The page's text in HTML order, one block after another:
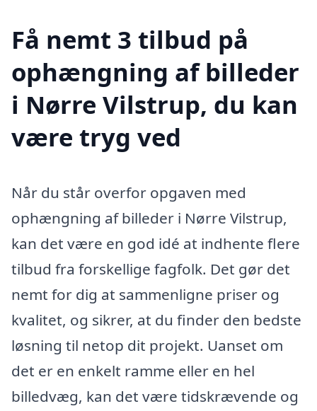
Få nemt 3 tilbud på
ophængning af billeder
i Nørre Vilstrup, du kan
være tryg ved
Når du står overfor opgaven med
ophængning af billeder i Nørre Vilstrup,
kan det være en god idé at indhente flere
tilbud fra forskellige fagfolk. Det gør det
nemt for dig at sammenligne priser og
kvalitet, og sikrer, at du finder den bedste
løsning til netop dit projekt. Uanset om
det er en enkelt ramme eller en hel
billedvæg, kan det være tidskrævende og